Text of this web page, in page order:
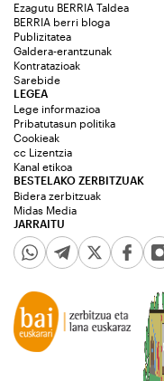
Ezagutu BERRIA Taldea
BERRIA berri bloga
Publizitatea
Galdera-erantzunak
Kontratazioak
Sarebide
JARRAITU
LEGEA
Lege informazioa
Pribatutasun politika
Cookieak
cc Lizentzia
Kanal etikoa
BESTELAKO ZERBITZUAK
Bidera zerbitzuak
Midas Media